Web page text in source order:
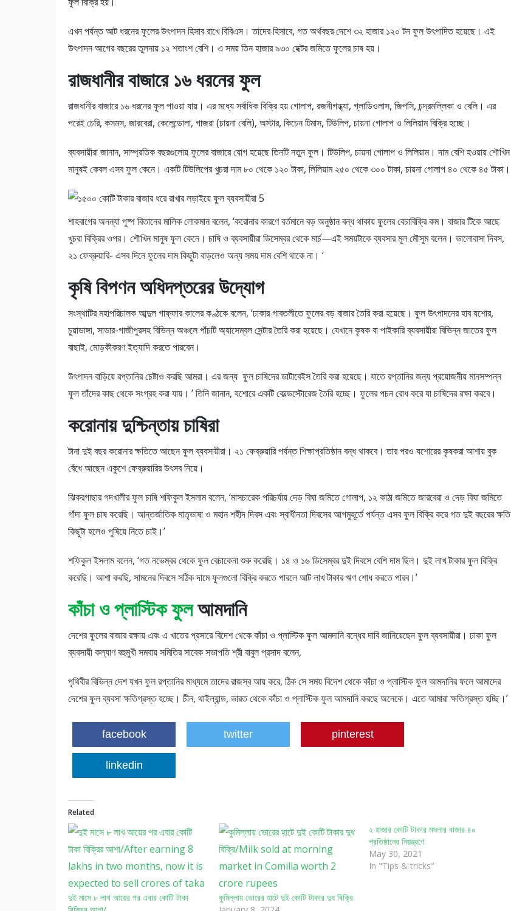
এখন পর্যন্ত আট ধরনের ফুলের উৎপাদন হিসাব রাখে বিবিএস। তাদের হিসাবে, গত অর্থবছর দেশে ৩২ হাজার ১২০ টন ফুল উৎপাদিত হয়েছে। এই
উৎপাদন আগের বছরের তুলনায় ১২ শতাংশ বেশি। এ সময় তিন হাজার ৯৩০ হেক্টর জমিতে ফুলের চাষ হয়।
রাজধানীর বাজারে ১৬ ধরনের ফুল
রাজধানীর বাজারে ১৬ ধরনের ফুল পাওয়া যায়। এর মধ্যে সর্বাধিক বিক্রি হয় গোলাপ, রজনীগন্ধ্যা, গ্লাডিওলাস, জিপসি, চন্দ্রমল্লিকা ও বেলি। এর
পরেই চেরি, কসমস, জারবেরা, কেলেন্ডোলা, গাজরা (চায়না বেলি), অস্টার, কিচেন টিমাস, টিউলিপ, চায়না গোলাপ ও লিলিয়াম বিক্রি হচ্ছে।
ব্যবসায়ীরা জানান, সাম্প্রতিক বছরগুলোয় ফুলের বাজারে যোগ হয়েছে তিনটি নতুন ফুল। টিউলিপ, চায়না গোলাপ ও লিলিয়াম। দাম বেশি হওয়ায় শৌখিন
মানুষই কেবল এসব ফুল কেনে। একটি টিউলিপের খুচরা দাম ৮০ থেকে ১২০ টাকা, লিলিয়াম ২৫০ থেকে ৩০০ টাকা, চায়না গোলাপ ৪০ থেকে ৪৫ টাকা।
শাহবাগের অনন্যা পুষ্প বিতানের মালিক লোকমান বলেন, ‘করোনার কারণে বর্তমানে বড় অনুষ্ঠান বন্ধ থাকায় ফুলের বেচাবিক্রি কম। বাজার টিকে আছে
খুচরা বিক্রির ওপর। শৌখিন মানুষ ফুল কেনে। চাষি ও ব্যবসায়ীরা ডিসেম্বর থেকে মার্চ—এই সময়টাকে ব্যবসার মূল মৌসুম বলেন। ভালোবাসা দিবস,
২১ ফেব্রুয়ারি- এসব দিনে ফুলের দাম কিছুটা বাড়লেও অন্য সময় দাম বেশি থাকে না। ’
কৃষি বিপণন অধিদপ্তরের উদ্যোগ
সংস্থাটির মহাপরিচালক আব্দুল গাফ্ফার কালের কণ্ঠকে বলেন, ‘ঢাকার গাবতলীতে ফুলের বড় বাজার তৈরি করা হয়েছে। ফুল উৎপাদনের হাব যশোর,
চুয়াডাঙ্গা, সাভার-গাজীপুরসহ বিভিন্ন অঞ্চলে পাঁচটি অ্যাসেম্বল সেন্টার তৈরি করা হয়েছে। যেখানে কৃষক বা পাইকারি ব্যবসায়ীরা বিভিন্ন জাতের ফুল
বাছাই, মোড়কীকরণ ইত্যাদি করতে পারবেন।
উৎপাদন বাড়িয়ে রপ্তানির চেষ্টাও করছি আমরা। এর জন্য ফুল চাষিদের ডাটাবেইস তৈরি করা হয়েছে। যাতে রপ্তানির জন্য প্রয়োজনীয় মানসম্পন্ন
ফুল তাঁদের কাছ থেকে সংগ্রহ করা যায়। ’ তিনি জানান, যশোরে একটি কোল্ডস্টোরেজ তৈরি হচ্ছে। ফুলের পচন রোধ করে যা চাষিদের রক্ষা করবে।
করোনায় দুশ্চিন্তায় চাষিরা
টানা দুই বছর করোনার ক্ষতিতে আছেন ফুল ব্যবসায়ীরা। ২১ ফেব্রুয়ারি পর্যন্ত শিক্ষাপ্রতিষ্ঠান বন্ধ থাকবে। তার পরও যশোরের কৃষকরা আশায় বুক
বেঁধে আছেন একুশে ফেব্রুয়ারির উৎসব নিয়ে।
ঝিকরগাছার গদখালীর ফুল চাষি শফিকুল ইসলাম বলেন, ‘মাসচারেক পরিচর্যায় দেড় বিঘা জমিতে গোলাপ, ১২ কাঠা জমিতে জারবেরা ও দেড় বিঘা জমিতে
গাঁদা ফুল চাষ করেছি। আন্তর্জাতিক মাতৃভাষা ও মহান শহীদ দিবস এবং স্বাধীনতা দিবসের আগমুহূর্তে পর্যন্ত এসব ফুল বিক্রি করে গত দুই বছরের ক্ষতি
কিছুটা হলেও পুষিয়ে নিতে চাই।’
শফিকুল ইসলাম বলেন, ‘গত নভেম্বর থেকে ফুল বেচাকেনা শুরু করেছি। ১৪ ও ১৬ ডিসেম্বর দুই দিবসে বেশি দাম ছিল। দুই লাখ টাকার ফুল বিক্রি
করেছি। আশা করছি, সামনের দিবসে সঠিক দামে ফুলগুলো বিক্রি করতে পারলে আট লাখ টাকার ঋণ শোধ করতে পারব।’
কাঁচা ও প্লাস্টিক ফুলআমদানি
দেশের ফুলের বাজার রক্ষায় এবং এ খাতের প্রসারে বিদেশ থেকে কাঁচা ও প্লাস্টিক ফুল আমদানি বন্ধের দাবি জানিয়েছেন ফুল ব্যবসায়ীরা। ঢাকা ফুল
ব্যবসায়ী কল্যাণ বহুমুখী সমবায় সমিতির সাবেক সভাপতি শ্রী বাবুল প্রসাদ বলেন,
পৃথিবীর বিভিন্ন দেশ যখন ফুল রপ্তানির মাধ্যমে তাদের রাজস্ব আয় করে, ঠিক সে সময় বিদেশ থেকে কাঁচা ও প্লাস্টিক ফুল আমদানির ফলে আমাদের
দেশের ফুল ব্যবসা ক্ষতিগ্রস্ত হচ্ছে। চীন, থাইল্যান্ড, ভারত থেকে কাঁচা ও প্লাস্টিক ফুল আমদানি করছে অনেকে। এতে আমারা ক্ষতিগ্রস্ত হচ্ছি।’
facebook twitter pinterest
linkedin
Related
দুই মাসে ৮ লাখ আয়ের পর এবার কোটি টাকা
কুমিল্লায় ভোরের হাটে দুই কোটি টাকার দুধ বিক্রি
২ হাজার কোটি টাকার মসলার বাজার ৪০
প্রতিষ্ঠানের নিয়ন্ত্রণে
May 30, 2021
In "Tips & tricks"